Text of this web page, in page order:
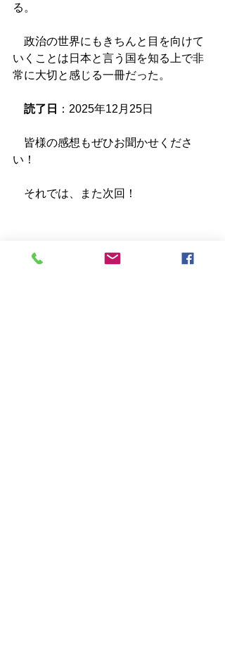
る。
政治の世界にもきちんと目を向けて
いくことは日本と言う国を知る上で非
常に大切と感じる一冊だった。
読了日 ：2025年12月25日
皆様の感想もぜひお聞かせくださ
い！
それでは、また次回！